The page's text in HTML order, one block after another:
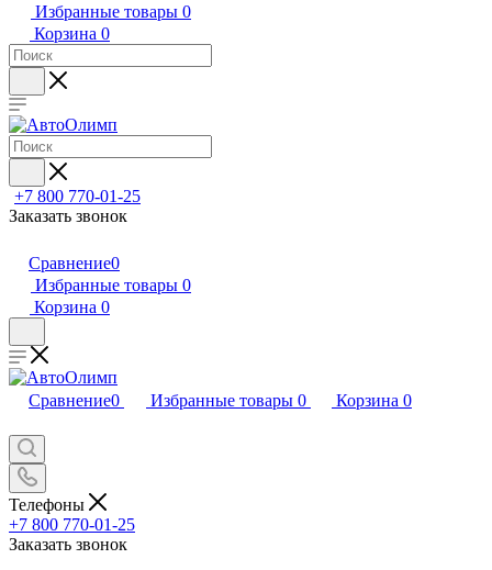
Избранные товары 0
Корзина 0
+7 800 770-01-25
Заказать звонок
Сравнение0
Избранные товары 0
Корзина 0
Сравнение0 Избранные товары 0 Корзина 0
Телефоны
+7 800 770-01-25
Заказать звонок